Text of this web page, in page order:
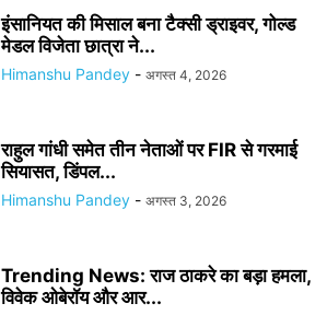
इंसानियत की मिसाल बना टैक्सी ड्राइवर, गोल्ड
मेडल विजेता छात्रा ने...
Himanshu Pandey - अगस्त 4, 2026
राहुल गांधी समेत तीन नेताओं पर FIR से गरमाई
सियासत, डिंपल...
Himanshu Pandey - अगस्त 3, 2026
Trending News: राज ठाकरे का बड़ा हमला,
विवेक ओबेरॉय और आर...